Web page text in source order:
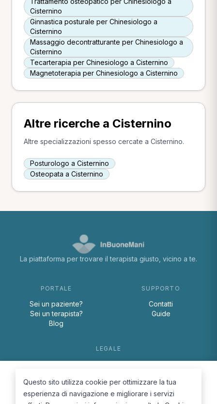
Cisternino
Ginnastica posturale per Chinesiologo a
Cisternino
Massaggio decontratturante per Chinesiologo a
Cisternino
Tecarterapia per Chinesiologo a Cisternino
Magnetoterapia per Chinesiologo a Cisternino
Altre ricerche a Cisternino
Altre specializzazioni spesso cercate a Cisternino.
Posturologo a Cisternino
Osteopata a Cisternino
La piattaforma per trovare il terapista giusto, vicino a te.
PORTALE
Sei un paziente?
Sei un terapista?
Blog
SUPPORTO
Contatti
Guide
LEGALE
Cookie Policy
Questo sito utilizza cookie per ottimizzare la tua
esperienza di navigazione e migliorare i servizi